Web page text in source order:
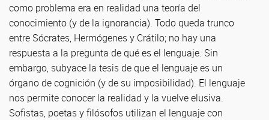
como problema era en realidad una teoría del
conocimiento (y de la ignorancia). Todo queda trunco
entre Sócrates, Hermógenes y Crátilo; no hay una
respuesta a la pregunta de qué es el lenguaje. Sin
embargo, subyace la tesis de que el lenguaje es un
órgano de cognición (y de su imposibilidad). El lenguaje
nos permite conocer la realidad y la vuelve elusiva.
Sofistas, poetas y filósofos utilizan el lenguaje con